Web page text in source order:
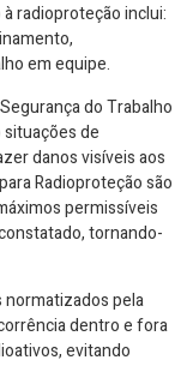
radioproteção inclui:
em equipe.
do Trabalho
de
danos visíveis aos
Radioproteção são
permissíveis
tornando-
normatizados pela
dentro e fora
evitando